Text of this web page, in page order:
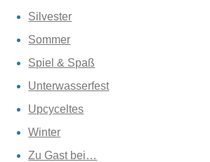
Silvester
Sommer
Spiel & Spaß
Unterwasserfest
Upcyceltes
Winter
Zu Gast bei…